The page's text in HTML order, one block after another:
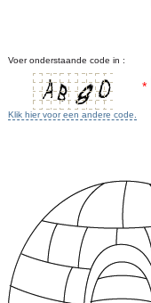
Voer onderstaande code in :
Klik hier voor een andere code.
*